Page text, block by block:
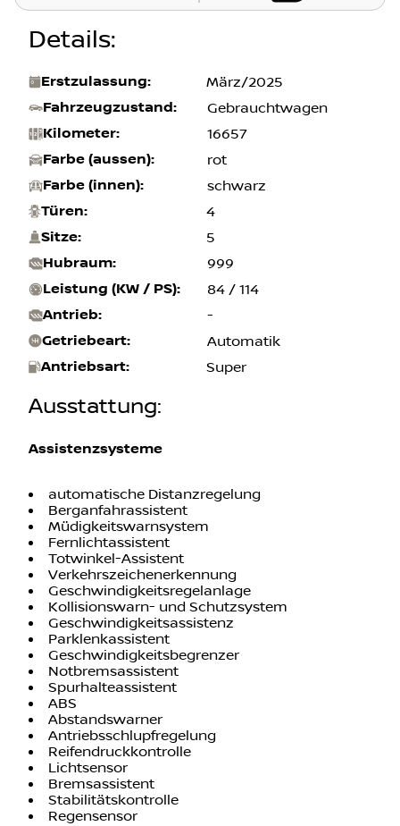
Details:
Erstzulassung: März/2025
Fahrzeugzustand: Gebrauchtwagen
Kilometer: 16657
Farbe (aussen): rot
Farbe (innen): schwarz
Türen: 4
Sitze: 5
Hubraum: 999
Leistung (KW / PS): 84 / 114
Antrieb: -
Getriebeart: Automatik
Antriebsart: Super
Ausstattung:
Assistenzsysteme
automatische Distanzregelung
Berganfahrassistent
Müdigkeitswarnsystem
Fernlichtassistent
Totwinkel-Assistent
Verkehrszeichenerkennung
Geschwindigkeitsregelanlage
Kollisionswarn- und Schutzsystem
Geschwindigkeitsassistenz
Parklenkassistent
Geschwindigkeitsbegrenzer
Notbremsassistent
Spurhalteassistent
ABS
Abstandswarner
Antriebsschlupfregelung
Reifendruckkontrolle
Lichtsensor
Bremsassistent
Stabilitätskontrolle
Regensensor